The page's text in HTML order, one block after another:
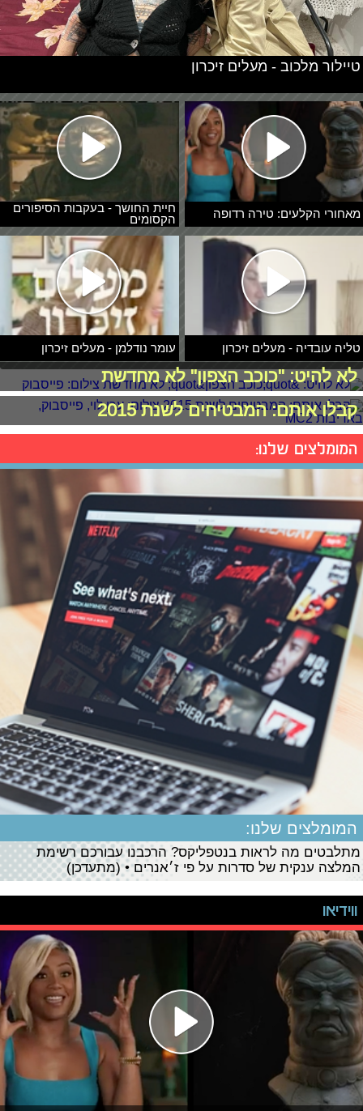
מאחורי הקלעים: טירה רדופה
חיית החושך - בעקבות הסיפורים
הקסומים
טליה עובדיה - מעלים זיכרון עומר נודלמן - מעלים זיכרון
טיילור מלכוב - מעלים זיכרון
לא להיט: "כוכב הצפון" לא מחדשת
קבלו אותם: המבטיחים לשנת 2015
המומלצים שלנו:
המומלצים שלנו:
מתלבטים מה לראות בנטפליקס? הרכבנו עבורכם רשימת
המלצה ענקית של סדרות על פי ז׳אנרים • (מתעדכן)
ווידיאו